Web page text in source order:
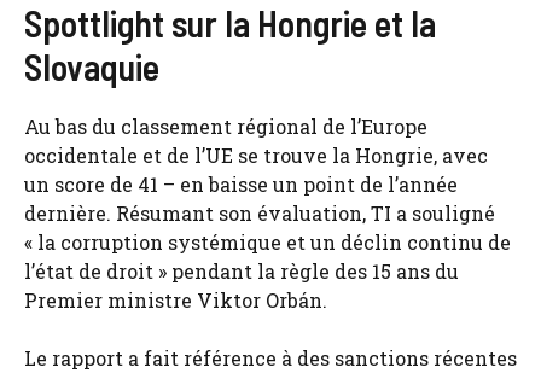
Spottlight sur la Hongrie et la
Slovaquie
Au bas du classement régional de l’Europe
occidentale et de l’UE se trouve la Hongrie, avec
un score de 41 – en baisse un point de l’année
dernière. Résumant son évaluation, TI a souligné
« la corruption systémique et un déclin continu de
l’état de droit » pendant la règle des 15 ans du
Premier ministre Viktor Orbán.
Le rapport a fait référence à des sanctions récentes